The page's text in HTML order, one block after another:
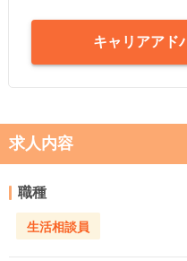
キャリアアド
求人内容
職種
生活相談員